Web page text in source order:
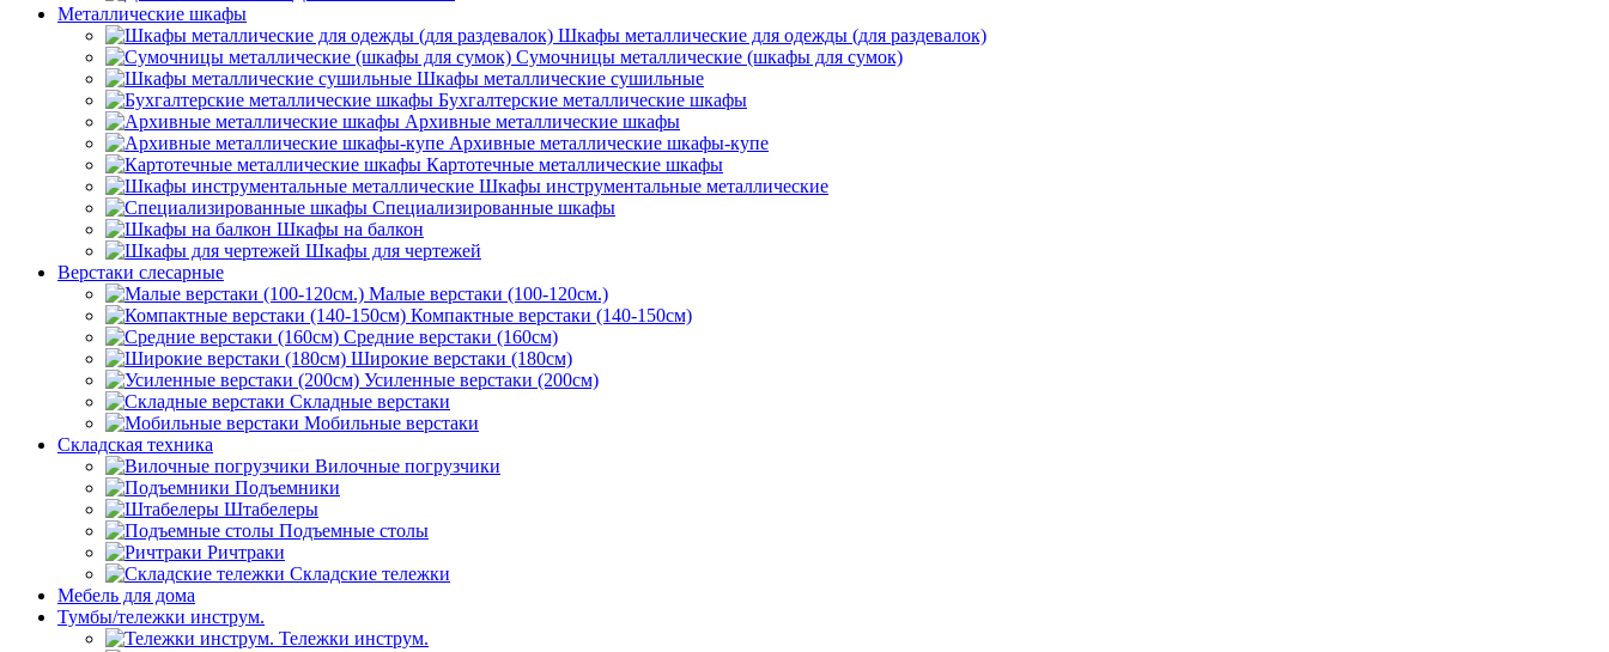
Металлические шкафы
Шкафы металлические для одежды (для раздевалок)
Сумочницы металлические (шкафы для сумок)
Шкафы металлические сушильные
Бухгалтерские металлические шкафы
Архивные металлические шкафы
Архивные металлические шкафы-купе
Картотечные металлические шкафы
Шкафы инструментальные металлические
Специализированные шкафы
Шкафы на балкон
Шкафы для чертежей
Верстаки слесарные
Малые верстаки (100-120см.)
Компактные верстаки (140-150см)
Средние верстаки (160см)
Широкие верстаки (180см)
Усиленные верстаки (200см)
Складные верстаки
Мобильные верстаки
Складская техника
Вилочные погрузчики
Подъемники
Штабелеры
Подъемные столы
Ричтраки
Складские тележки
Мебель для дома
Тумбы/тележки инструм.
Тележки инструм.